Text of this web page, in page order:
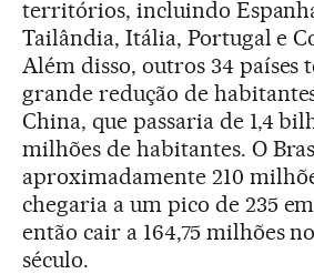
territórios, incluindo
Tailândia, Itália, Portugal e
Além disso, outros 34 países
grande redução de
China, que passaria de 1,4
milhões de habitantes. O
aproximadamente 210
chegaria a um pico de 235
então cair a 164,75 milhões
século.